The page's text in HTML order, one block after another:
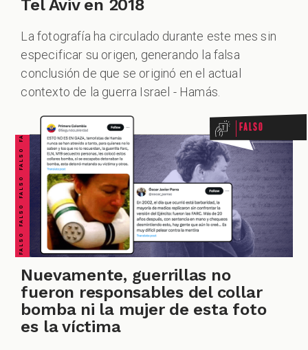
Tel Aviv en 2018
La fotografía ha circulado durante este mes sin
especificar su origen, generando la falsa
conclusión de que se originó en el actual
contexto de la guerra Israel - Hamás.
FALSO FALSO FALSO FALSO FALSO FALSO FALSO Falso
Nuevamente, guerrillas no
fueron responsables del collar
bomba ni la mujer de esta foto
es la víctima